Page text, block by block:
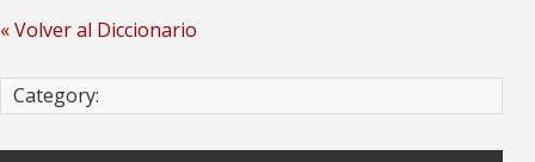
« Volver al Diccionario
Category: